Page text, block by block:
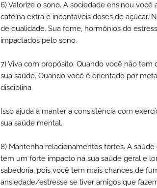
6) Valorize o sono. A sociedade ensinou
cafeína extra e incontáveis doses de açúcar.
de qualidade. Sua fome, hormônios do
impactados pelo sono.
7) Viva com propósito. Quando você não
sua saúde. Quando você é orientado por
disciplina.
Isso ajuda a manter a consistência com
sua saúde mental.
8) Mantenha relacionamentos fortes. A
tem um forte impacto na sua saúde geral e
sabedoria, pois você tem mais chances de
ansiedade/estresse se tiver amigos que